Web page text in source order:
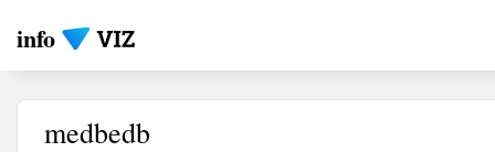
info
medbedb